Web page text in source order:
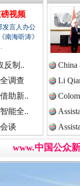
新闻
新闻
新闻
新闻
视频
发言人办公
南海听涛》
反制..
调查
助新..
能全..
谈
China
Li
www.中国公众